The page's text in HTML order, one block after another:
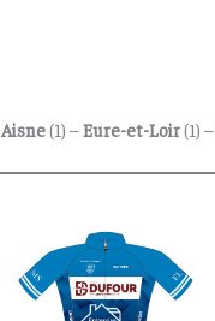
Aisne(1) –Eure-et-Loir(1) –